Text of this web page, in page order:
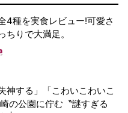
4種を実食レビュー!可愛さ
ちりで大満足。
神する」「こわいこわいこ
の公園に佇む〝謎すぎる